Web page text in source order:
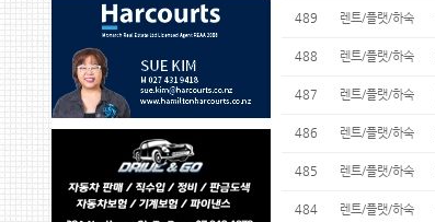
489 렌트/플랫/하숙
488 렌트/플랫/하숙
487 렌트/플랫/하숙
486 렌트/플랫/하숙
485 렌트/플랫/하숙
484 렌트/플랫/하숙